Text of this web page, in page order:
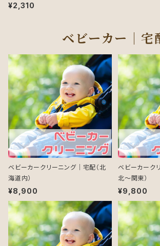
¥2,310
ベビーカー｜宅
ベビーカークリーニング｜宅配（北
海道内）
¥8,900
ベビーカーク
北～関東）
¥9,800